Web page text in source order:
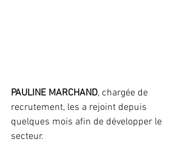
PAULINE MARCHAND, chargée de
recrutement, les a rejoint depuis
quelques mois afin de développer le
secteur.